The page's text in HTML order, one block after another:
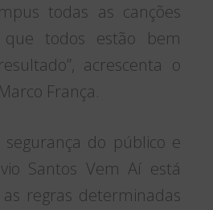
todas as canções
que todos estão bem
acrescenta o
França.
do público e
Santos Vem Aí está
regras determinadas